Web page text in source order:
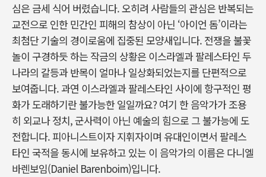
심은 금세 식어 버렸습니다. 오히려 사람들의 관심은 반복되는
교전으로 인한 민간인 피해의 참상이 아닌 ‘아이언 돔’이라는
최첨단 기술의 경이로움에 집중된 모양새입니다. 전쟁을 불꽃
놀이 구경하듯 하는 작금의 상황은 이스라엘과 팔레스타인 두
나라의 갈등과 반목이 얼마나 일상화되었는지를 단편적으로
보여줍니다. 과연 이스라엘과 팔레스타인 사이에 항구적인 평
화가 도래하기란 불가능한 일일까요? 여기 한 음악가가 조용
히 외교나 정치, 군사력이 아닌 예술의 힘으로 그 불가능에 도
전합니다. 피아니스트이자 지휘자이며 유대인이면서 팔레스
타인 국적을 동시에 보유하고 있는 이 음악가의 이름은 다니엘
바렌보임(Daniel Barenboim)입니다.